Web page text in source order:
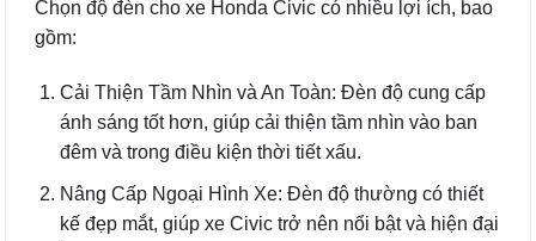
Chọn độ đèn cho xe Honda Civic có nhiều lợi ích, bao
gồm:
Cải Thiện Tầm Nhìn và An Toàn: Đèn độ cung cấp
ánh sáng tốt hơn, giúp cải thiện tầm nhìn vào ban
đêm và trong điều kiện thời tiết xấu.
Nâng Cấp Ngoại Hình Xe: Đèn độ thường có thiết
kế đẹp mắt, giúp xe Civic trở nên nổi bật và hiện đại